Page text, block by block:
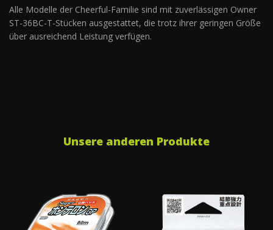
Alle Modelle der Cheerful-Familie sind mit zuverlässigen Owner
ST-36BC-T-Stücken ausgestattet, die trotz ihrer geringen Größe
über ausreichend Leistung verfügen.
Unsere anderen Produkte